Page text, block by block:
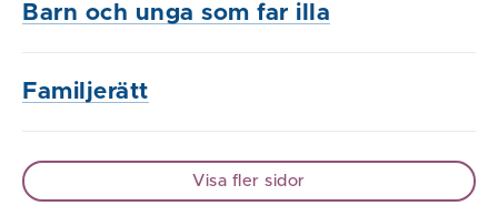
Barn och unga som far illa
Familjerätt
Visa fler sidor